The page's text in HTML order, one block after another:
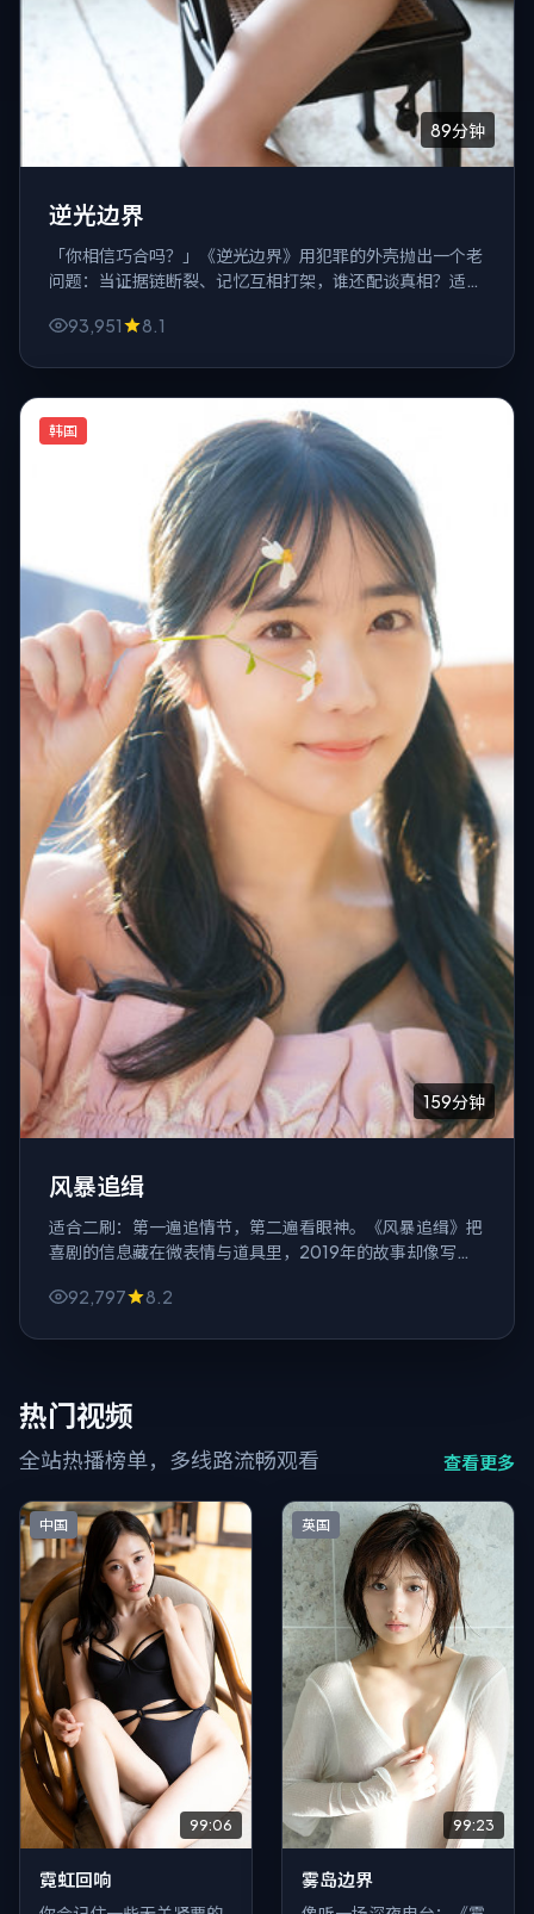
89分钟
逆光边界
「你相信巧合吗？」《逆光边界》用犯罪的外壳抛出一个老
问题：当证据链断裂、记忆互相打架，谁还配谈真相？适合
93,951
8.1
韩国
159分钟
风暴追缉
适合二刷：第一遍追情节，第二遍看眼神。《风暴追缉》把
喜剧的信息藏在微表情与道具里，2019年的故事却像写给
92,797
8.2
热门视频
全站热播榜单，多线路流畅观看 查看更多
中国
99:06
霓虹回响
英国
99:23
雾岛边界